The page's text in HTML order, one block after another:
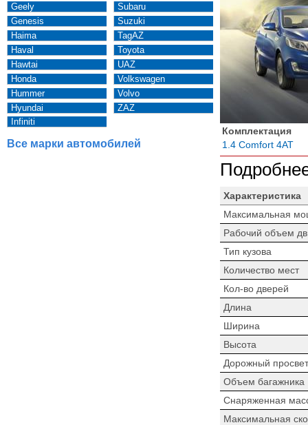
Geely
Genesis
Haima
Haval
Hawtai
Honda
Hummer
Hyundai
Infiniti
Subaru
Suzuki
TagAZ
Toyota
UAZ
Volkswagen
Volvo
ZAZ
Все марки автомобилей
Комплектация
1.4 Comfort 4AT
Характеристика
Максимальная
Рабочий объем
Тип кузова
Количество мест
Кол-во дверей
Длина
Ширина
Высота
Дорожный просвет
Объем багажника
Снаряженная
Максимальная